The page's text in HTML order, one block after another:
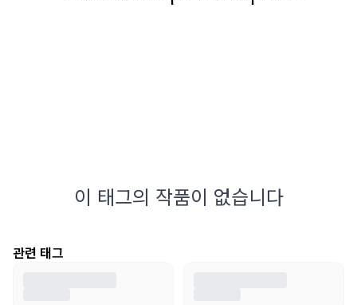
이 태그의 작품이 없습니다
관련 태그